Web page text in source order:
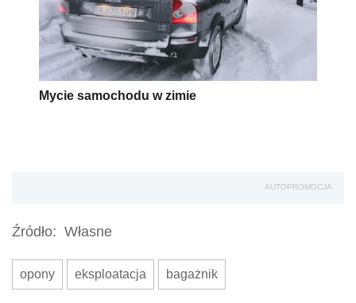
Mycie samochodu w zimie
AUTOPROMOCJA
Źródło: Własne
opony eksploatacja bagażnik